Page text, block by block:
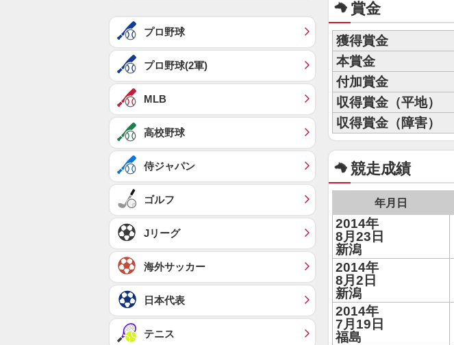
賞金
獲得賞金
本賞金
付加賞金
収得賞金（平地）
収得賞金（障害）
競走成績
年月日
2014年
8月23日
新潟
2014年
8月2日
新潟
2014年
7月19日
福島
プロ野球
プロ野球(2軍)
MLB
高校野球
侍ジャパン
ゴルフ
Jリーグ
海外サッカー
日本代表
テニス